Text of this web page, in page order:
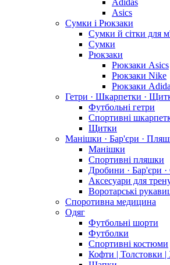
Adidas
Asics
Сумки і Рюкзаки
Сумки й сітки для
Сумки
Рюкзаки
Рюкзаки Asics
Рюкзаки Nike
Рюкзаки
Гетри · Шкарпетки ·
Футбольні гетри
Спортивні
Щитки
Манішки · Бар'єри ·
Манішки
Спортивні пляшки
Дробини · Бар'єри
Аксесуари для
Воротарські
Споротивна медицина
Одяг
Футбольні шорти
Футболки
Спортивні костюми
Кофти | Толстовки |